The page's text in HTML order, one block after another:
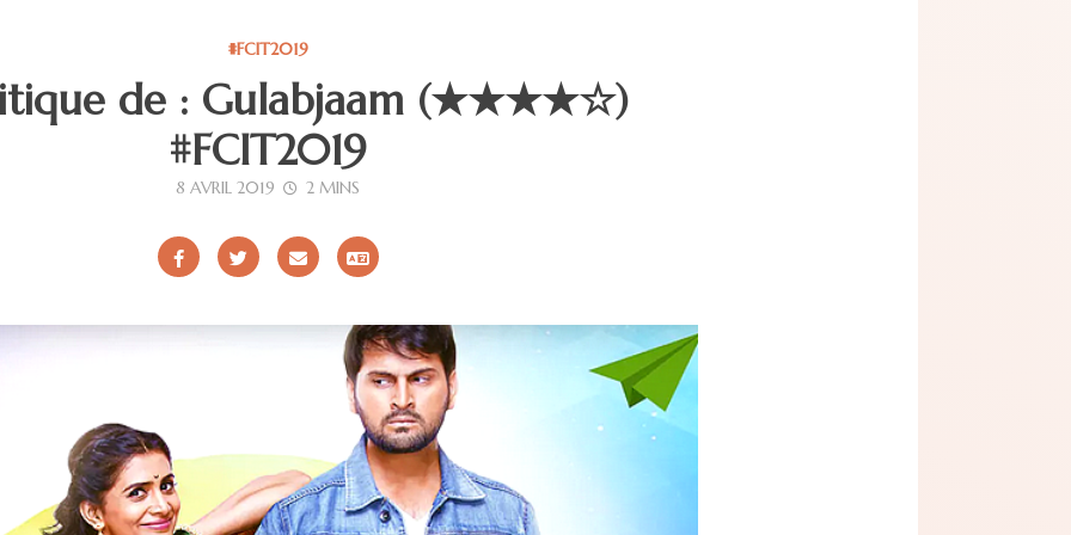
#FCIT2019
de : Gulabjaam (★★★★☆)
#FCIT2019
8 AVRIL 2019 2 MINS